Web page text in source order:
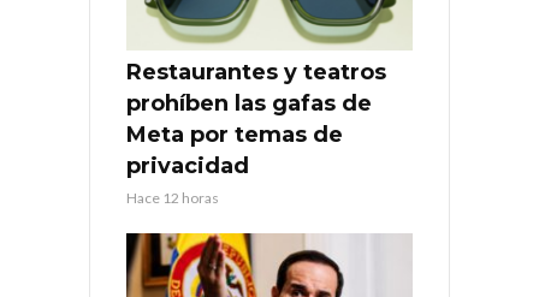
Restaurantes y teatros
prohíben las gafas de
Meta por temas de
privacidad
Hace 12 horas